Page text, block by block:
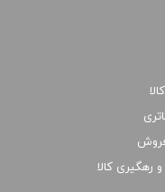
رهگیری کالا